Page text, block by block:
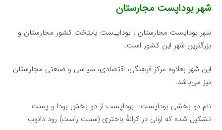
شهر بوداپست مجارستان
شهر بوداپست مجارستان ، بوداپـِست پایتخت کشور مجارستان و
بزرگترین شهر این کشور است.
این شهر بعلاوه مرکز فرهنگی، اقتصادی، سیاسی و صنعتی مجارستان
نیز می‌باشد.
نام دو بخشی بوداپست : بوداپست از دو بخش بودا و پست
تشکیل شده که اولی در کرانهٔ باختری (سمت راست) رود دانوب